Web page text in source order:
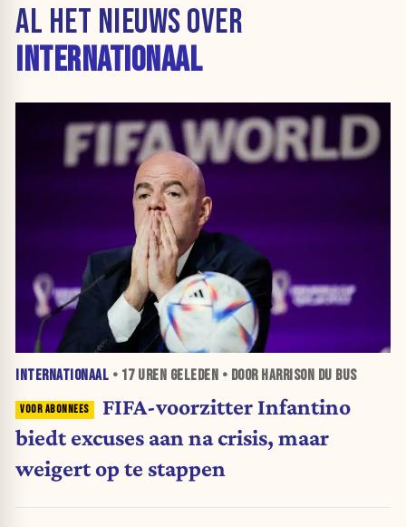
AL HET NIEUWS OVER
INTERNATIONAAL
INTERNATIONAAL • 17 UREN GELEDEN • DOOR HARRISON DU BUS
FIFA-voorzitter Infantino
biedt excuses aan na crisis, maar
weigert op te stappen